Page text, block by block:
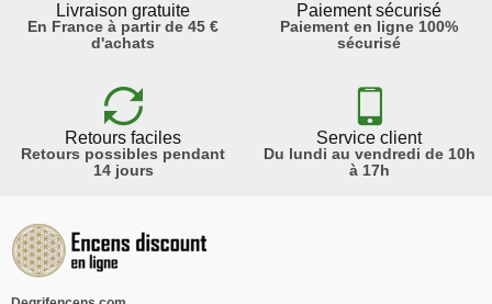
Livraison gratuite
En France à partir de 45 €
d'achats
Paiement sécurisé
Paiement en ligne 100%
sécurisé
Retours faciles
Retours possibles pendant
14 jours
Service client
Du lundi au vendredi de 10h
à 17h